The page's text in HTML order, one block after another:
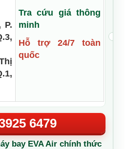
P.
Tra cứu giá thông
minh
Hỗ trợ 24/7 toàn
quốc
6479
bay EVA Air chính thức